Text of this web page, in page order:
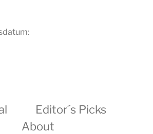
Editor´s Picks
About